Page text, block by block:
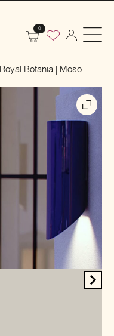
0
Botania | Moso